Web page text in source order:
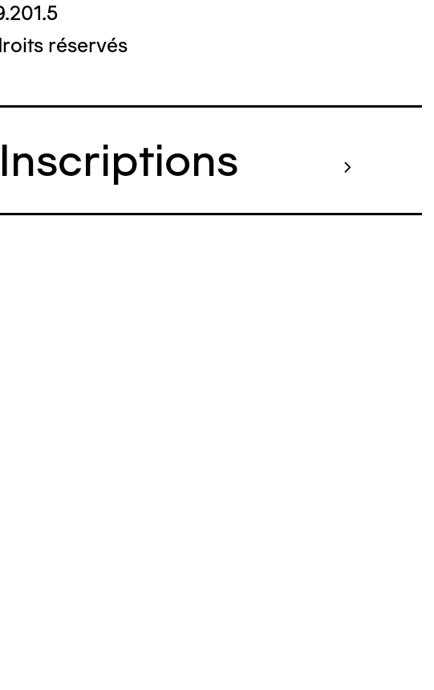
réservés
Inscriptions